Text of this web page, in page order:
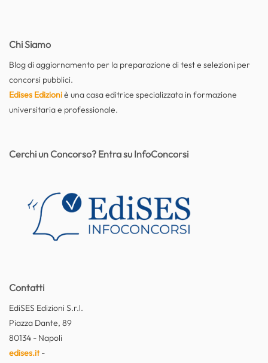
Chi Siamo
Blog di aggiornamento per la preparazione di test e selezioni per
concorsi pubblici.
Edises Edizioniè una casa editrice specializzata in formazione
universitaria e professionale.
Contatti
EdiSES Edizioni S.r.l.
Piazza Dante, 89
80134 - Napoli
edises.it-
Cerchi un Concorso? Entra su InfoConcorsi